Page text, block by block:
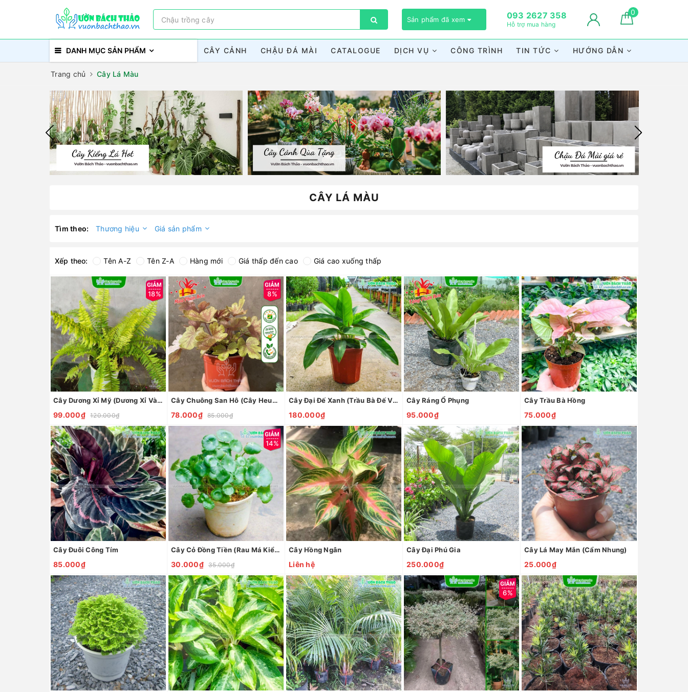
Sản phẩm đã xem
Bạn chưa xem sản phẩm nào
093 2627 358
Hỗ trợ mua hàng
0
DANH MỤC SẢN PHẨM CÂY CẢNH CHẬU ĐÁ MÀI CATALOGUE DỊCH VỤ CÔNG TRÌNH TIN TỨC HƯỚNG DẪN
Trang chủ Cây Lá Màu
CÂY LÁ MÀU
Tìm theo: Thương hiệu Giá sản phẩm
Xếp theo: Tên A-Z Tên Z-A Hàng mới Giá thấp đến cao Giá cao xuống thấp
18%
Cây Dương Xỉ Mỹ (Dương Xỉ Vàng)
99.000₫ 120.000₫
8%
Cây Chuông San Hô (Cây Heuchera)
78.000₫ 85.000₫
Cây Đại Đế Xanh (Trầu Bà Đế Vương Xanh)
180.000₫
Cây Ráng Ổ Phụng
95.000₫
Cây Trầu Bà Hồng
75.000₫
Cây Đuôi Công Tím
85.000₫
14%
Cây Cỏ Đồng Tiền (Rau Má Kiểng)
30.000₫ 35.000₫
Cây Hồng Ngân
Liên hệ
Cây Đại Phú Gia
250.000₫
Cây Lá May Mắn (Cẩm Nhung)
25.000₫
6%